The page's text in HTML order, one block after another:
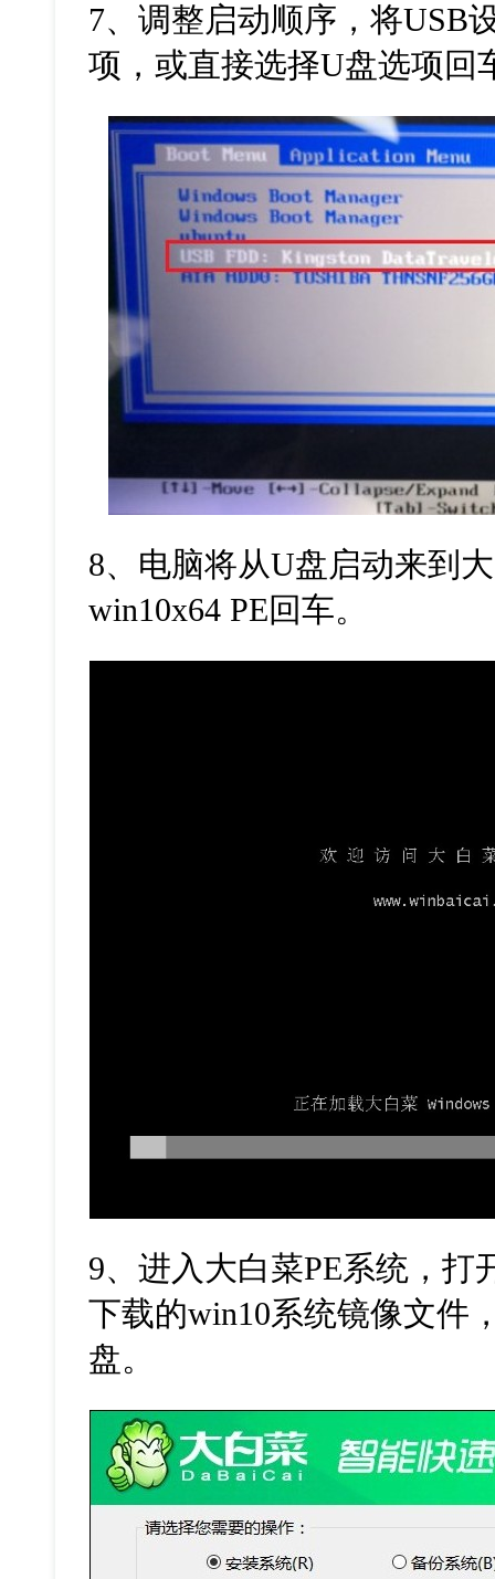
7、调整启动顺序，将USB
项，或直接选择U盘选项回
8、电脑将从U盘启动来到
win10x64 PE回车。
9、进入大白菜PE系统，打
下载的win10系统镜像文件
盘。